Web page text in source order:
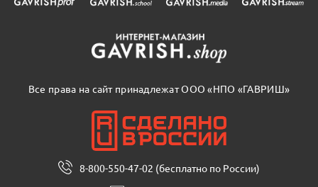
Все права на сайт принадлежат ООО «НПО «ГАВРИШ»
8-800-550-47-02 (бесплатно по России)